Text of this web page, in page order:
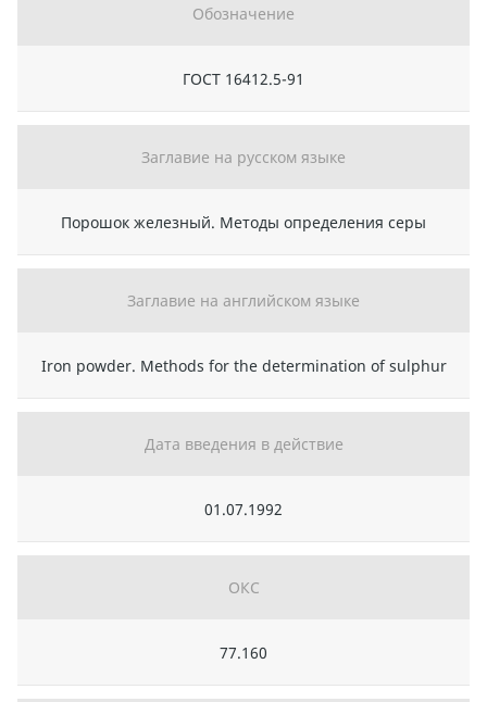
Обозначение
ГОСТ 16412.5-91
Заглавие на русском языке
Порошок железный. Методы определения серы
Заглавие на английском языке
Iron powder. Methods for the determination of sulphur
Дата введения в действие
01.07.1992
ОКС
77.160